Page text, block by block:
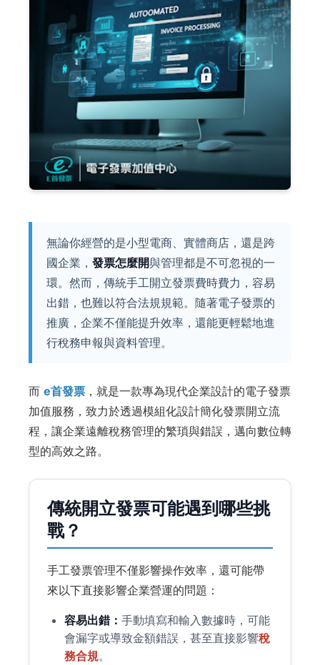
無論你經營的是小型電商、實體商店，還是跨
國企業， 發票怎麼開與管理都是不可忽視的一
環。然而，傳統手工開立發票費時費力，容易
出錯，也難以符合法規規範。隨著電子發票的
推廣，企業不僅能提升效率，還能更輕鬆地進
行稅務申報與資料管理。
而 e首發票 ，就是一款專為現代企業設計的電子發票
加值服務，致力於透過模組化設計簡化發票開立流
程，讓企業遠離稅務管理的繁瑣與錯誤，邁向數位轉
型的高效之路。
傳統開立發票可能遇到哪些挑
戰？
手工發票管理不僅影響操作效率，還可能帶
來以下直接影響企業營運的問題：
容易出錯： 手動填寫和輸入數據時，可能
會漏字或導致金額錯誤，甚至直接影響稅
務合規。